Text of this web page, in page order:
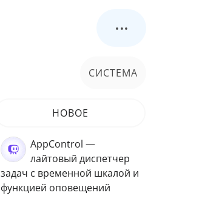
...
СИСТЕМА
НОВОЕ
AppControl —
лайтовый диспетчер
задач с временной шкалой и
функцией оповещений